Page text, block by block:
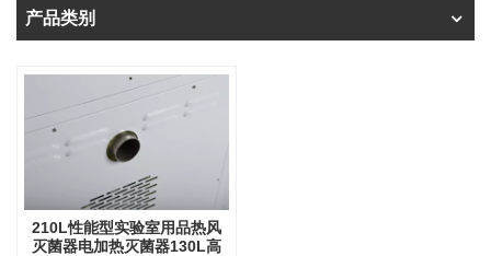
产品类别
210L性能型实验室用品热风
灭菌器电加热灭菌器130L高